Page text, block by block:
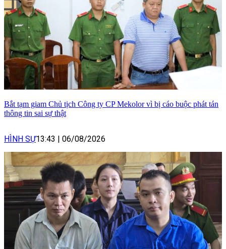
Bắt tạm giam Chủ tịch Công ty CP Mekolor vì bị cáo buộc phát tán
thông tin sai sự thật
HÌNH SỰ13:43 06/08/2026